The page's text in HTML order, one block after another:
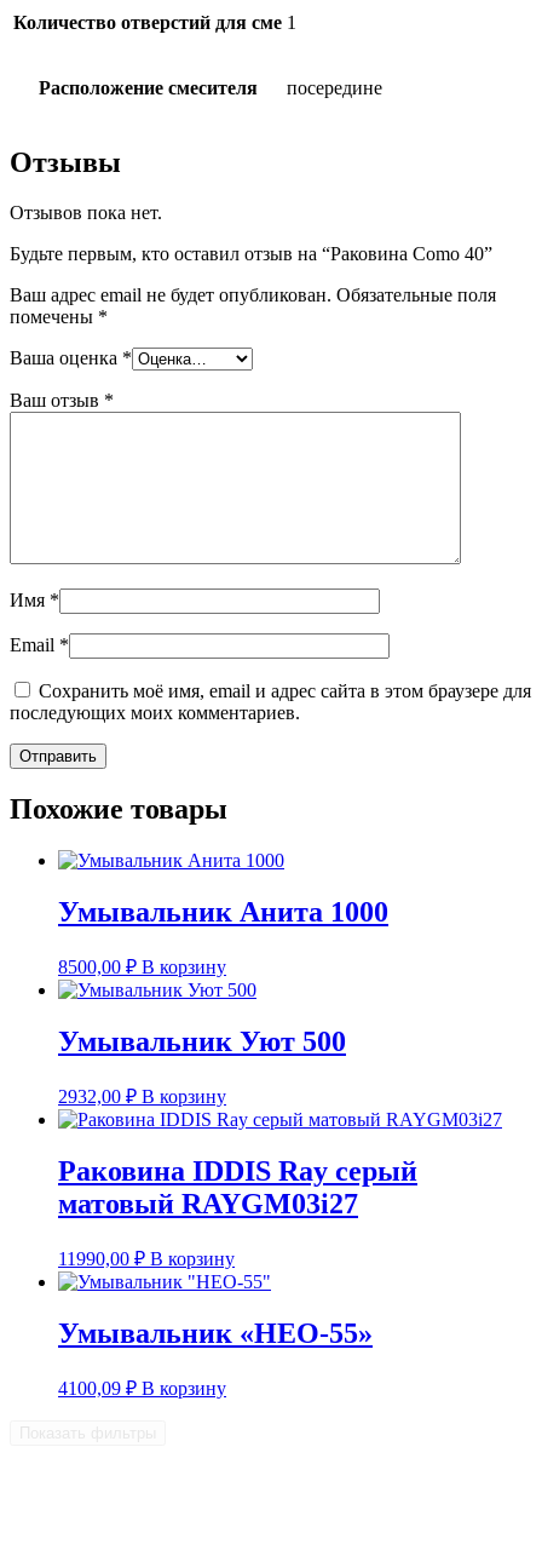
Количество отверстий для сме 1
Расположение смесителя посередине
Отзывы
Отзывов пока нет.
Будьте первым, кто оставил отзыв на “Раковина Como 40”
Ваш адрес email не будет опубликован. Обязательные поля
помечены *
Ваша оценка *
Ваш отзыв *
Имя *
Email *
Сохранить моё имя, email и адрес сайта в этом браузере для
последующих моих комментариев.
Похожие товары
Умывальник Анита 1000
8500,00 ₽ В корзину
Умывальник Уют 500
2932,00 ₽ В корзину
Раковина IDDIS Ray серый
матовый RAYGM03i27
11990,00 ₽ В корзину
Умывальник «НЕО-55»
4100,09 ₽ В корзину